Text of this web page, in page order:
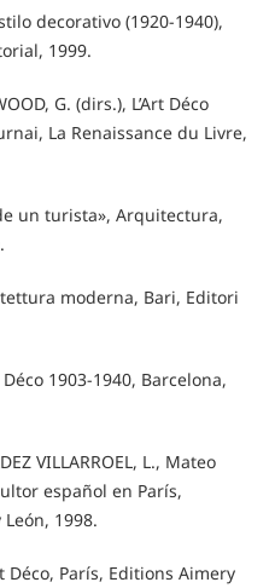
decorativo (1920-1940),
1999.
G. (dirs.), L’Art Déco
La Renaissance du Livre,
un turista», Arquitectura,
moderna, Bari, Editori
1903-1940, Barcelona,
VILLARROEL, L., Mateo
español en París,
1998.
Déco, París, Editions Aimery